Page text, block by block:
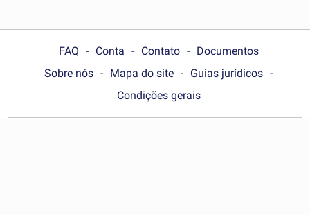
FAQ Conta Contato
Documentos
Sobre nós
Mapa do site
Guias jurídicos
Condições gerais